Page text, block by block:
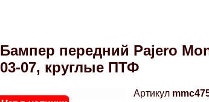
Бампер передний Pajero
03-07, круглые ПТФ
Артикул